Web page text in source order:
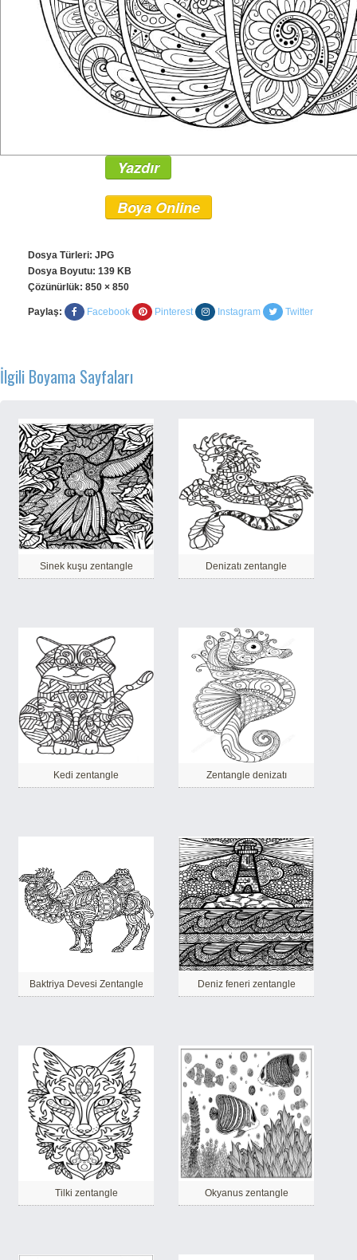
Yazdır
Boya Online
Dosya Türleri: JPG
Dosya Boyutu: 139 KB
Çözünürlük: 850 × 850
Paylaş: Facebook Pinterest Instagram Twitter
İlgili Boyama Sayfaları
Sinek kuşu zentangle Denizatı zentangle
Kedi zentangle Zentangle denizatı
Baktriya Devesi Zentangle Deniz feneri zentangle
Tilki zentangle Okyanus zentangle